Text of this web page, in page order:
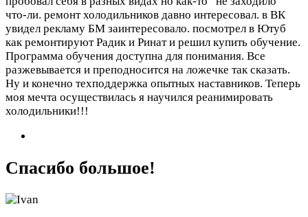
что-ли. ремонт холодильников давно интересовал. в ВК
увидел рекламу БМ заинтересовало. посмотрел в Ютуб
как ремонтируют Радик и Ринат и решил купить обучение.
Программа обучения доступна для понимания. Все
разжевывается и преподносится на ложечке так сказать.
Ну и конечно техподдержка опытных наставников. Теперь
моя мечта осуществилась я научился реанимировать
холодильники!!!
Спасибо большое!